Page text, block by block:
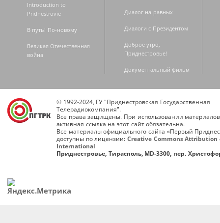
Introduction to
Pridnestrovie
В путь! По-новому
Великая Отечественная
война
Диалог на равных
Диалоги с Президентом
Доброе утро,
Приднестровье!
Документальный фильм
© 1992-2024, ГУ "Приднестровская Государственная
Телерадиокомпания".
Все права защищены. При использовании
активная ссылка на этот сайт обязательна.
Все материалы официального сайта «Первый
доступны по лицензии: Creative Commons Attribution
International
Приднестровье, Тирасполь, MD-3300, пер.